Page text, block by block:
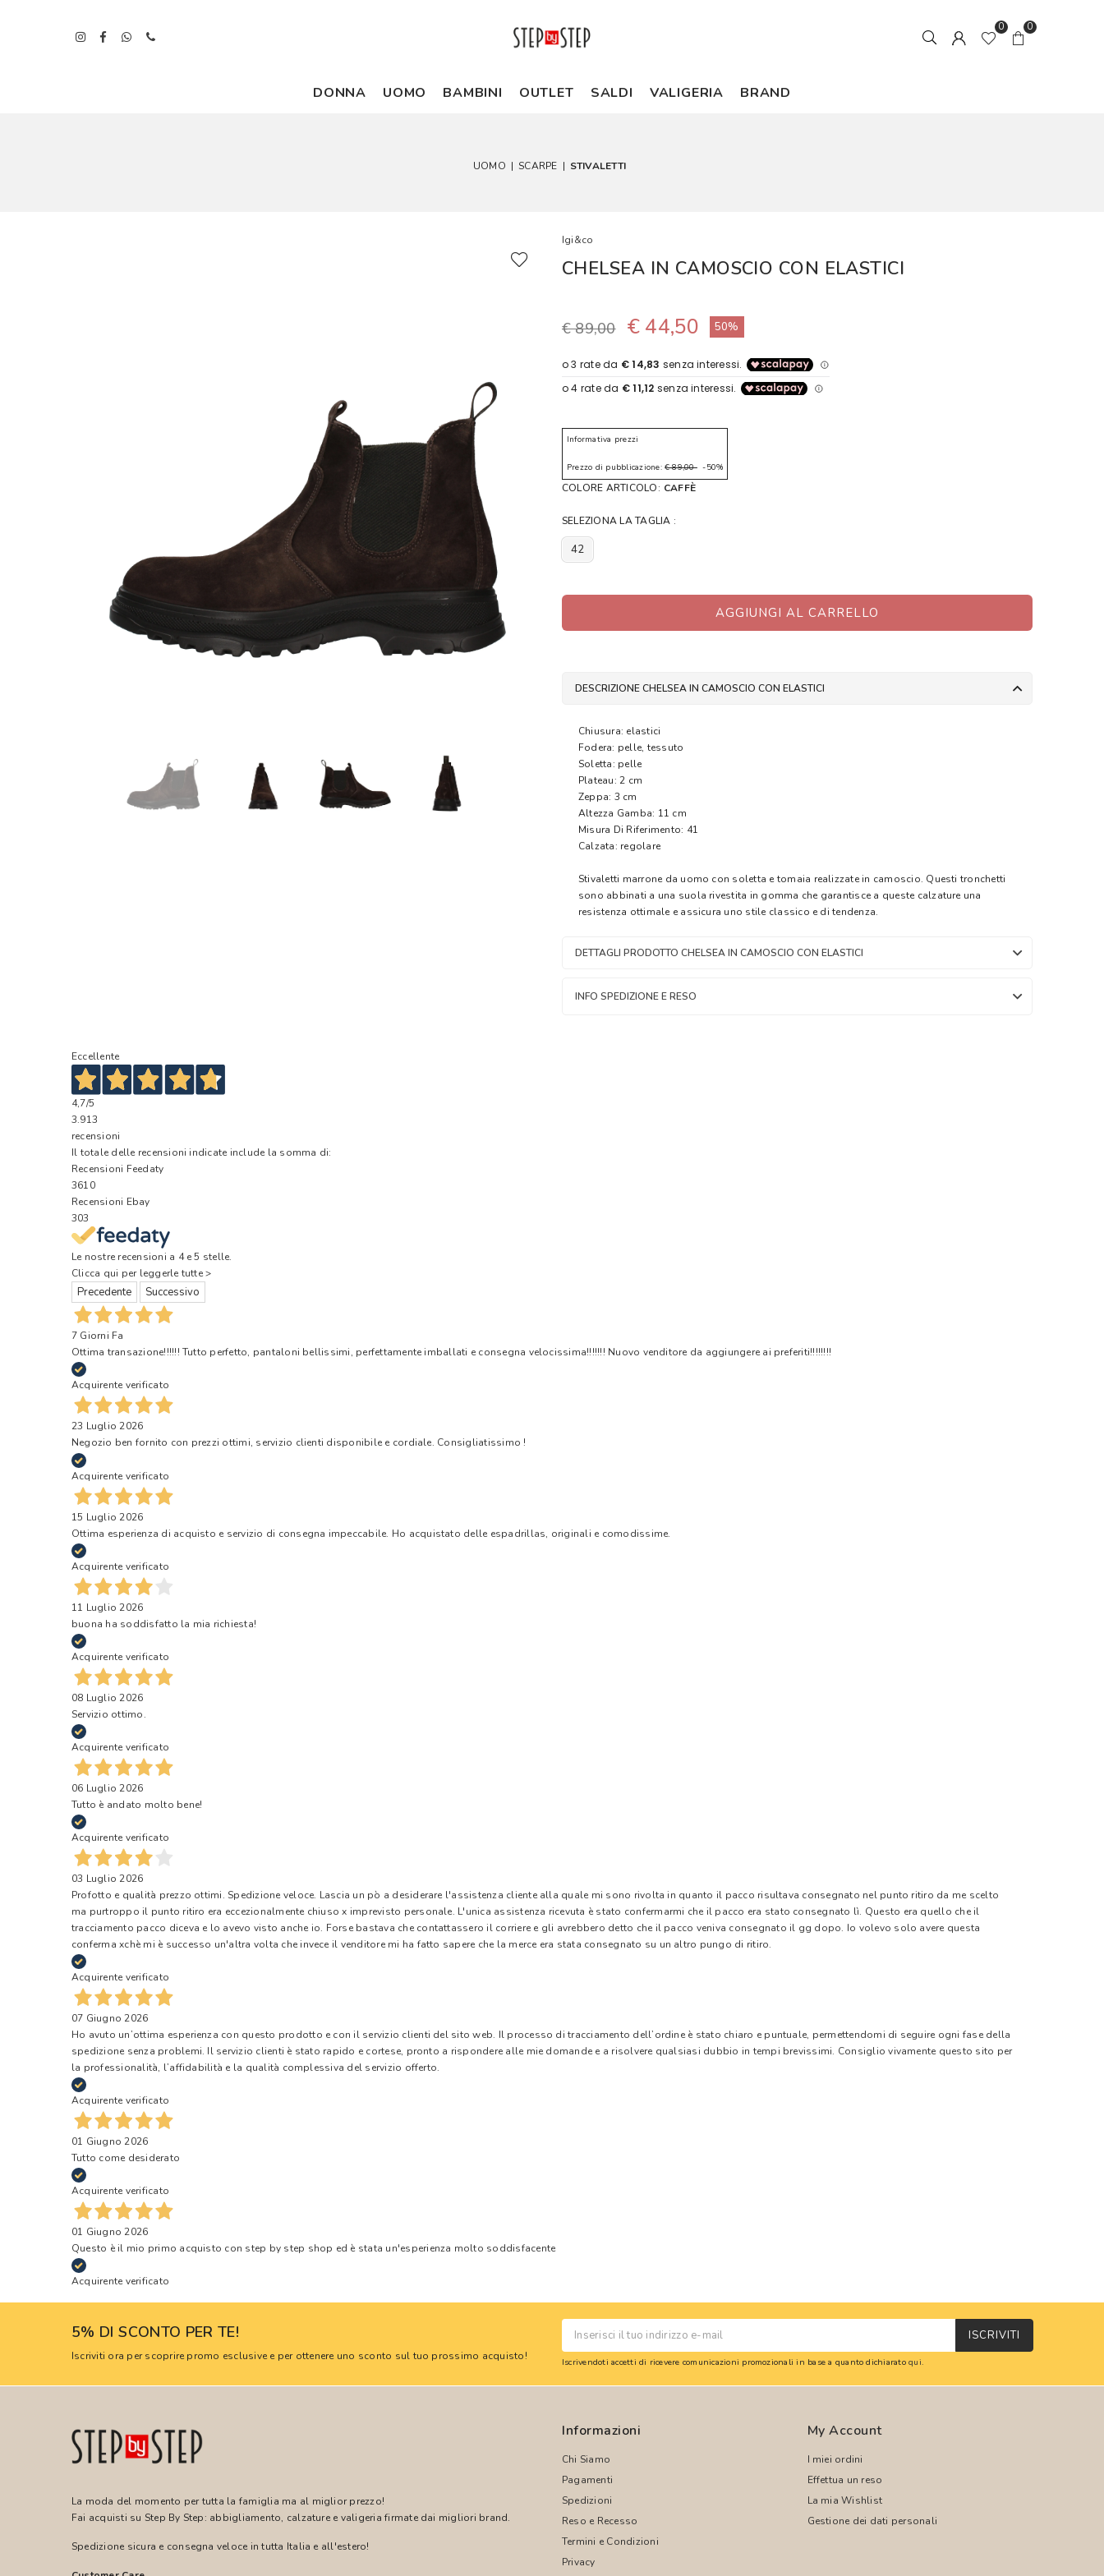
0 0
DONNA UOMO BAMBINI OUTLET SALDI VALIGERIA BRAND
UOMO | SCARPE | STIVALETTI
Igi&co
CHELSEA IN CAMOSCIO CON ELASTICI
€ 89,00 € 44,50 50%
Informativa prezzi
Prezzo di pubblicazione: € 89,00-50%
COLORE ARTICOLO: CAFFÈ
SELEZIONA LA TAGLIA :
42
AGGIUNGI AL CARRELLO
DESCRIZIONE CHELSEA IN CAMOSCIO CON ELASTICI
Chiusura: elastici
Fodera: pelle, tessuto
Soletta: pelle
Plateau: 2 cm
Zeppa: 3 cm
Altezza Gamba: 11 cm
Misura Di Riferimento: 41
Calzata: regolare
Stivaletti marrone da uomo con soletta e tomaia realizzate in camoscio. Questi tronchetti
sono abbinati a una suola rivestita in gomma che garantisce a queste calzature una
resistenza ottimale e assicura uno stile classico e di tendenza.
DETTAGLI PRODOTTO CHELSEA IN CAMOSCIO CON ELASTICI
INFO SPEDIZIONE E RESO
Eccellente
4,7/5
3.913
recensioni
Il totale delle recensioni indicate include la somma di:
Recensioni Feedaty
3610
Recensioni Ebay
303
Le nostre recensioni a 4 e 5 stelle.
Clicca qui per leggerle tutte >
Precedente Successivo
7 Giorni Fa
Ottima transazione!!!!!! Tutto perfetto, pantaloni bellissimi, perfettamente imballati e consegna velocissima!!!!!!! Nuovo venditore da aggiungere ai preferiti!!!!!!!!
Acquirente verificato
23 Luglio 2026
Negozio ben fornito con prezzi ottimi, servizio clienti disponibile e cordiale. Consigliatissimo !
Acquirente verificato
15 Luglio 2026
Ottima esperienza di acquisto e servizio di consegna impeccabile. Ho acquistato delle espadrillas, originali e comodissime.
Acquirente verificato
11 Luglio 2026
buona ha soddisfatto la mia richiesta!
Acquirente verificato
08 Luglio 2026
Servizio ottimo.
Acquirente verificato
06 Luglio 2026
Tutto è andato molto bene!
Acquirente verificato
03 Luglio 2026
Profotto e qualità prezzo ottimi. Spedizione veloce. Lascia un pò a desiderare l'assistenza cliente alla quale mi sono rivolta in quanto il pacco risultava consegnato nel punto ritiro da me scelto
ma purtroppo il punto ritiro era eccezionalmente chiuso x imprevisto personale. L'unica assistenza ricevuta è stato confermarmi che il pacco era stato consegnato lì. Questo era quello che il
tracciamento pacco diceva e lo avevo visto anche io. Forse bastava che contattassero il corriere e gli avrebbero detto che il pacco veniva consegnato il gg dopo. Io volevo solo avere questa
conferma xchè mi è successo un'altra volta che invece il venditore mi ha fatto sapere che la merce era stata consegnato su un altro pungo di ritiro.
Acquirente verificato
07 Giugno 2026
Ho avuto un’ottima esperienza con questo prodotto e con il servizio clienti del sito web. Il processo di tracciamento dell’ordine è stato chiaro e puntuale, permettendomi di seguire ogni fase della
spedizione senza problemi. Il servizio clienti è stato rapido e cortese, pronto a rispondere alle mie domande e a risolvere qualsiasi dubbio in tempi brevissimi. Consiglio vivamente questo sito per
la professionalità, l’affidabilità e la qualità complessiva del servizio offerto.
Acquirente verificato
01 Giugno 2026
Tutto come desiderato
Acquirente verificato
01 Giugno 2026
Questo è il mio primo acquisto con step by step shop ed è stata un'esperienza molto soddisfacente
Acquirente verificato
5% DI SCONTO PER TE!
Iscriviti ora per scoprire promo esclusive e per ottenere uno sconto sul tuo prossimo acquisto!
ISCRIVITI
Iscrivendoti accetti di ricevere comunicazioni promozionali in base a quanto dichiaratoqui.
La moda del momento per tutta la famiglia ma al miglior prezzo!
Fai acquisti su Step By Step: abbigliamento, calzature e valigeria firmate dai migliori brand.
Spedizione sicura e consegna veloce in tutta Italia e all'estero!
Informazioni
Chi Siamo
Pagamenti
Spedizioni
Reso e Recesso
Termini e Condizioni
Privacy
My Account
I miei ordini
Effettua un reso
La mia Wishlist
Gestione dei dati personali